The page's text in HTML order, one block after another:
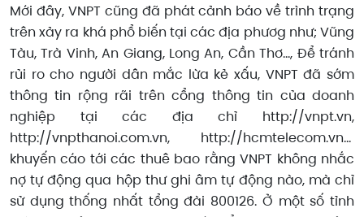
Mới đây, VNPT cũng đã phát cảnh báo về trình trạng
trên xảy ra khá phổ biến tại các địa phươg như; Vũng
Tàu, Trà Vinh, An Giang, Long An, Cần Thơ..., Để tránh
rủi ro cho người dân mắc lừa kẻ xấu, VNPT đã sớm
thông tin rộng rãi trên cổng thông tin của doanh
nghiệp tại các địa chỉ http://vnpt.vn,
http://vnpthanoi.com.vn, http://hcmtelecom.vn...
khuyến cáo tới các thuê bao rằng VNPT không nhắc
nợ tự động qua hộp thư ghi âm tự động nào, mà chỉ
sử dụng thống nhất tổng đài 800126. Ở một số tỉnh